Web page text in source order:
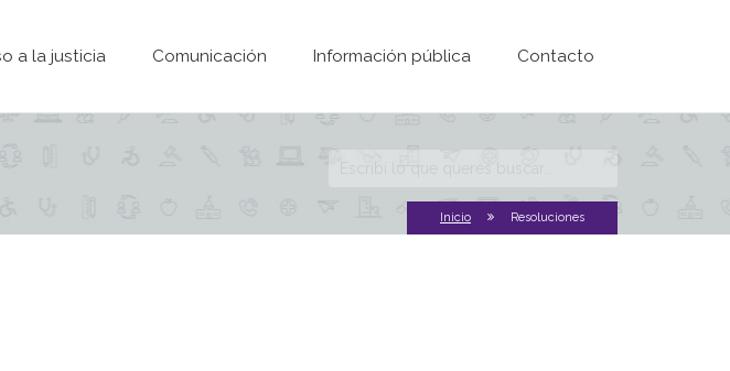
a la justicia Comunicación Información pública Contacto
Formulario de
búsqueda
Inicio Resoluciones